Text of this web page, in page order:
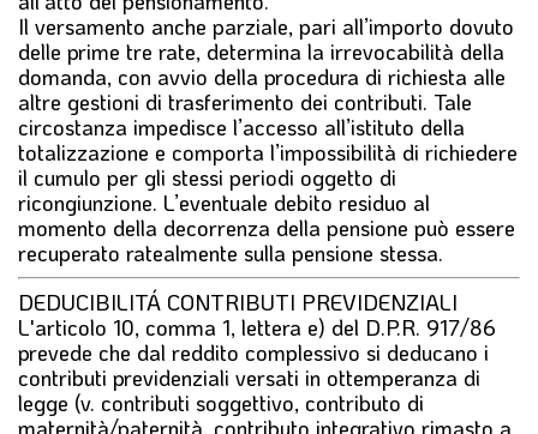
Il versamento anche parziale, pari all’importo dovuto
delle prime tre rate, determina la irrevocabilità della
domanda, con avvio della procedura di richiesta alle
altre gestioni di trasferimento dei contributi. Tale
circostanza impedisce l’accesso all’istituto della
totalizzazione e comporta l’impossibilità di richiedere
il cumulo per gli stessi periodi oggetto di
ricongiunzione. L’eventuale debito residuo al
momento della decorrenza della pensione può essere
recuperato ratealmente sulla pensione stessa.
DEDUCIBILITÁ CONTRIBUTI PREVIDENZIALI
L'articolo 10, comma 1, lettera e) del D.P.R. 917/86
prevede che dal reddito complessivo si deducano i
contributi previdenziali versati in ottemperanza di
legge (v. contributi soggettivo, contributo di
maternità/paternità, contributo integrativo rimasto a